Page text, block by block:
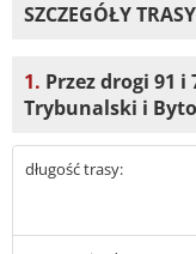
SZCZEGÓŁY TRASY
1. Przez drogi 91
Trybunalski i
długość trasy: